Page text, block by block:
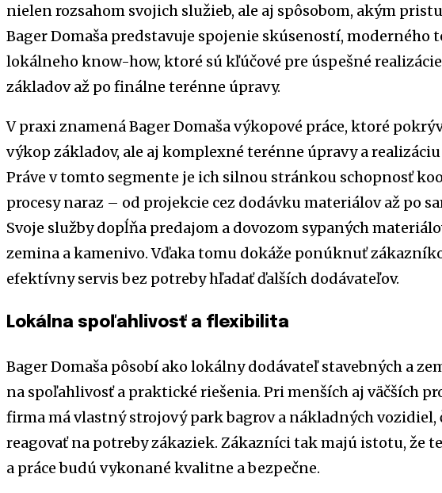
nielen rozsahom svojich služieb, ale aj spôsobom, akým
Bager Domaša predstavuje spojenie skúseností, moderného
lokálneho know-how, ktoré sú kľúčové pre úspešné
základov až po finálne terénne úpravy.
V praxi znamená Bager Domaša výkopové práce, ktoré
výkop základov, ale aj komplexné terénne úpravy a
Práve v tomto segmente je ich silnou stránkou schopnosť
procesy naraz – od projekcie cez dodávku materiálov až po
Svoje služby dopĺňa predajom a dovozom sypaných
zemina a kamenivo. Vďaka tomu dokáže ponúknuť
efektívny servis bez potreby hľadať ďalších dodávateľov.
Lokálna spoľahlivosť a flexibilita
Bager Domaša pôsobí ako lokálny dodávateľ stavebných a
na spoľahlivosť a praktické riešenia. Pri menších aj väčších
firma má vlastný strojový park bagrov a nákladných vozidiel,
reagovať na potreby zákaziek. Zákazníci tak majú istotu, že
a práce budú vykonané kvalitne a bezpečne.